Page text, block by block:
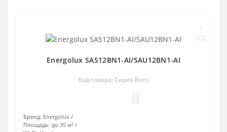
Energolux SAS12BN1-AI/SAU12BN1-AI
Код товара: Серия Bern
Бренд: Energolux
Площадь: до 35 м²